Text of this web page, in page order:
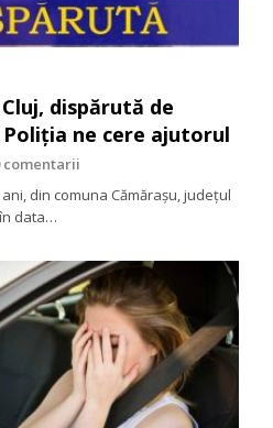
dispărută de
ne cere ajutorul
comentarii
din comuna Cămărașu, județul
data…